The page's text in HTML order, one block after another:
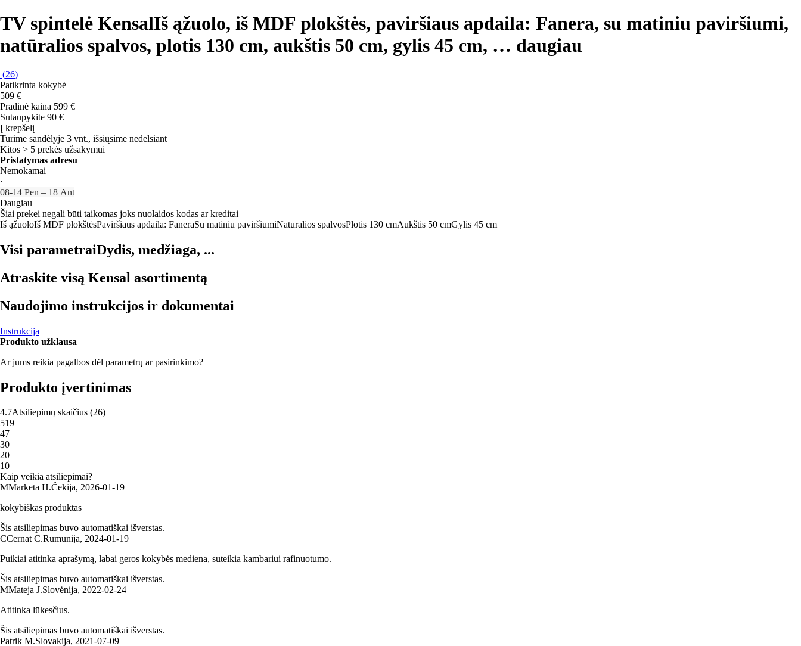
TV spintelė KensalIš ąžuolo, iš MDF plokštės, paviršiaus apdaila: Fanera, su matiniu paviršiumi,
natūralios spalvos, plotis 130 cm, aukštis 50 cm, gylis 45 cm, … daugiau
(26)
Patikrinta kokybė
509 €
Pradinė kaina 599 €
Sutaupykite 90 €
Į krepšelį
Turime sandėlyje 3 vnt., išsiųsime nedelsiant
Kitos > 5 prekės užsakymui
Pristatymas adresu
Nemokamai
·
08‑14 Pen – 18 Ant
Daugiau
Šiai prekei negali būti taikomas joks nuolaidos kodas ar kreditai
Iš ąžuoloIš MDF plokštėsPaviršiaus apdaila: FaneraSu matiniu paviršiumiNatūralios spalvosPlotis 130 cmAukštis 50 cmGylis 45 cm
Visi parametraiDydis, medžiaga, ...
Atraskite visą Kensal asortimentą
Naudojimo instrukcijos ir dokumentai
Instrukcija
Produkto užklausa
Ar jums reikia pagalbos dėl parametrų ar pasirinkimo?
Produkto įvertinimas
4.7Atsiliepimų skaičius (26)
519
47
30
20
10
Kaip veikia atsiliepimai?
MMarketa H.Čekija, 2026‑01‑19
kokybiškas produktas
Šis atsiliepimas buvo automatiškai išverstas.
CCernat C.Rumunija, 2024‑01‑19
Puikiai atitinka aprašymą, labai geros kokybės mediena, suteikia kambariui rafinuotumo.
Šis atsiliepimas buvo automatiškai išverstas.
MMateja J.Slovėnija, 2022‑02‑24
Atitinka lūkesčius.
Šis atsiliepimas buvo automatiškai išverstas.
Patrik M.Slovakija, 2021‑07‑09